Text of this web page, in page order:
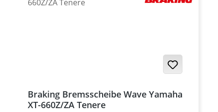
Braking Bremsscheibe Wave Yamaha
XT-660Z/ZA Tenere